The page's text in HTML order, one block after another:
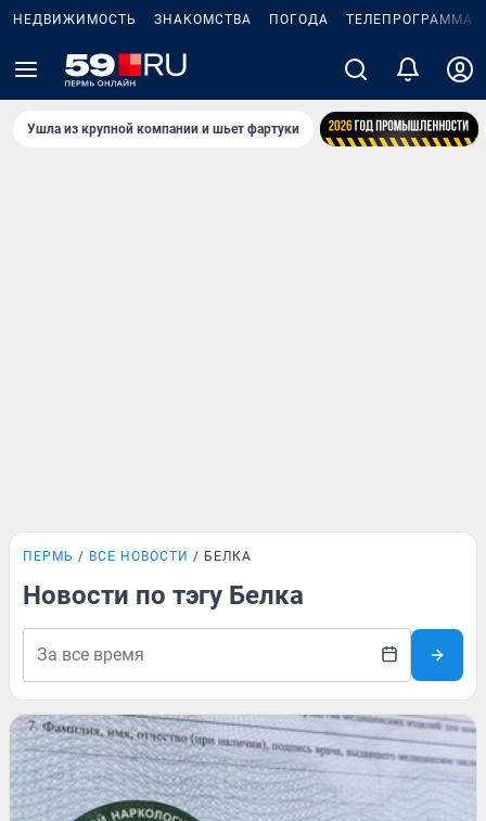
НЕДВИЖИМОСТЬ ЗНАКОМСТВА ПОГОДА ТЕЛЕПРОГРАММА
Ушла из крупной компании и шьет фартуки
ПЕРМЬ ВСЕ НОВОСТИ БЕЛКА
Новости по тэгу Белка